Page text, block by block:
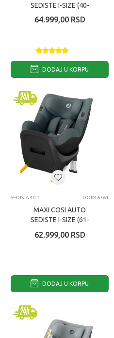
SEDISTE I-SIZE (40-
150CM) EMERALD 360 S
TONAL GRAPHITE
64.999,00 RSD
DODAJ U KORPU
DOR46364
MAXI COSI AUTO
SEDISTE I-SIZE (61-
TONAL GRAPHITE
62.999,00 RSD
DODAJ U KORPU